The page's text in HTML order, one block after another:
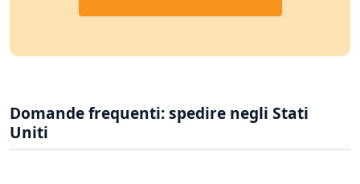
Domande frequenti: spedire negli Stati
Uniti